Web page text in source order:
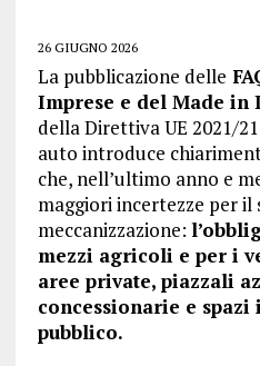
26 GIUGNO 2026
La pubblicazione delle
Imprese e del Made in
della Direttiva UE 2021/
auto introduce
che, nell’ultimo anno e
maggiori incertezze per
meccanizzazione:
mezzi agricoli e per i
aree private, piazzali
concessionarie e
pubblico.